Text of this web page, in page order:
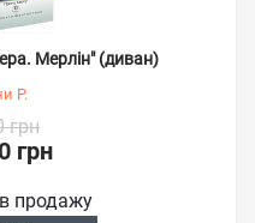
Мерлін" (диван)
Р.
грн
грн
продажу